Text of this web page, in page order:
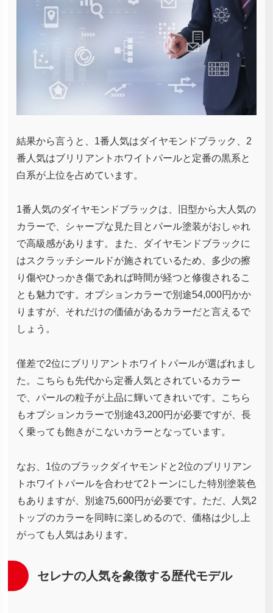
結果から言うと、1番人気はダイヤモンドブラック、2
番人気はブリリアントホワイトパールと定番の黒系と
白系が上位を占めています。
1番人気のダイヤモンドブラックは、旧型から大人気の
カラーで、シャープな見た目とパール塗装がおしゃれ
で高級感があります。また、ダイヤモンドブラックに
はスクラッチシールドが施されているため、多少の擦
り傷やひっかき傷であれば時間が経つと修復されるこ
とも魅力です。オプションカラーで別途54,000円かか
りますが、それだけの価値があるカラーだと言えるで
しょう。
僅差で2位にブリリアントホワイトパールが選ばれまし
た。こちらも先代から定番人気とされているカラー
で、パールの粒子が上品に輝いてきれいです。こちら
もオプションカラーで別途43,200円が必要ですが、長
く乗っても飽きがこないカラーとなっています。
なお、1位のブラックダイヤモンドと2位のブリリアン
トホワイトパールを合わせて2トーンにした特別塗装色
もありますが、別途75,600円が必要です。ただ、人気2
トップのカラーを同時に楽しめるので、価格は少し上
がっても人気はあります。
セレナの人気を象徴する歴代モデル